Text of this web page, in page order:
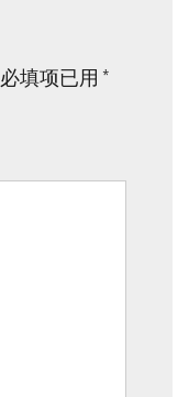
必填项已用 *